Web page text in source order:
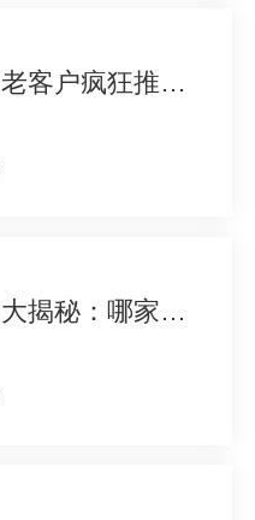
2026年将至！探秘被老客户疯狂推荐的澳洲集运究竟有何魅力？
2026年悉尼集运市场大揭秘：哪家集运公司才是最靠谱之选？